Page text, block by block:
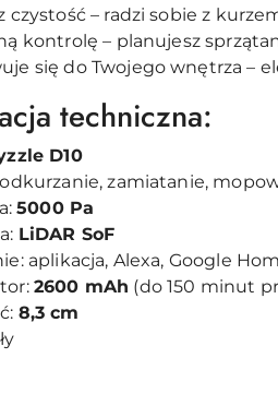
czystość – radzi sobie z
kontrolę – planujesz
się do Twojego wnętrza –
techniczna:
D10
zamiatanie,
5000 Pa
LiDAR SoF
aplikacja, Alexa, Google
2600 mAh (do 150 minut
8,3 cm